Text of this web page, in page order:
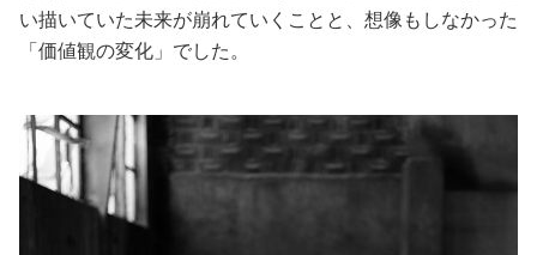
恋愛/結婚/離婚
美容/健康
ワークスタイル
い描いていた未来が崩れていくことと、想像もしなかった
「価値観の変化」でした。